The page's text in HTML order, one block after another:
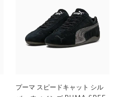
プーマ スピードキャット シル